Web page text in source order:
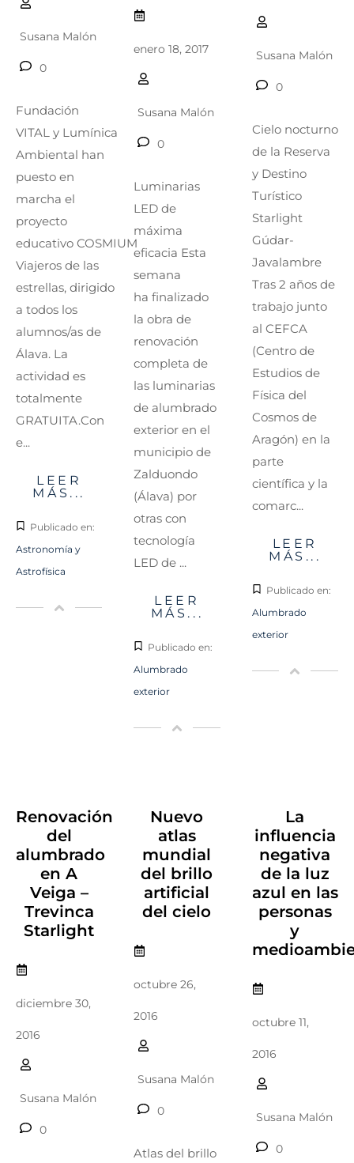
Susana Malón
0
Fundación
VITAL y Lumínica
Ambiental han
puesto en
marcha el
proyecto
educativo COSMIUM
Viajeros de las
estrellas, dirigido
a todos los
alumnos/as de
Álava. La
actividad es
totalmente
GRATUITA.Con
e...
LEER
MÁS...
Publicado en:
Astronomía y
Astrofísica
enero 18, 2017
Susana Malón
0
Luminarias
LED de
máxima
eficacia Esta
semana
ha finalizado
la obra de
renovación
completa de
las luminarias
de alumbrado
exterior en el
municipio de
Zalduondo
(Álava) por
otras con
tecnología
LED de ...
LEER
MÁS...
Publicado en:
Alumbrado
exterior
Susana Malón
0
Cielo nocturno
de la Reserva
y Destino
Turístico
Starlight
Gúdar-
Javalambre
Tras 2 años de
trabajo junto
al CEFCA
(Centro de
Estudios de
Física del
Cosmos de
Aragón) en la
parte
científica y la
comarc...
LEER
MÁS...
Publicado en:
Alumbrado
exterior
Renovación
del
alumbrado
en A
Veiga –
Trevinca
Starlight
diciembre 30,
2016
Susana Malón
0
Nuevo
atlas
mundial
del brillo
artificial
del cielo
octubre 26,
2016
Susana Malón
0
Atlas del brillo
La
influencia
negativa
de la luz
azul en las
personas
y
octubre 11,
2016
Susana Malón
0